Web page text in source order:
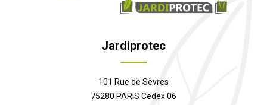
Jardiprotec
101 Rue de Sèvres
75280 PARIS Cedex 06